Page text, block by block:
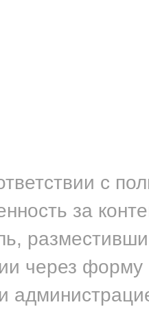
с
за
через форму